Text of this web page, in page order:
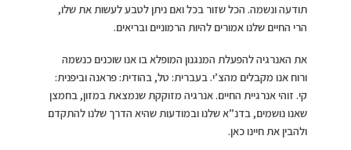
תודעה ונשמה. הכל שזור בכל ואם ניתן לטבע לעשות את שלו,
הרי החיים שלנו אמורים להיות הרמוניים ובריאים.
את האנרגיה להפעלת המנגנון המופלא בו אנו שוכנים כנשמה
ורוח אנו מקבלים מהצ’י. בעברית: טל, בהודית: פראנה וביפנית:
קי. זוהי אנרגיית החיים. אנרגיה מזוקקת שנמצאת במזון, בחמצן
שאנו נושמים, בדנ”א שלנו ובמודעות שהיא הדרך שלנו להתקדם
ולהבין את חיינו כאן.